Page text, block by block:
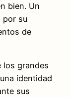
bien. Un
por su
de
los grandes
identidad
sus